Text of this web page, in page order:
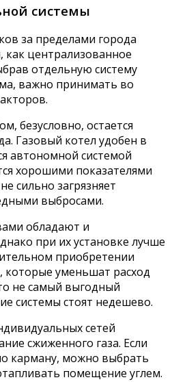
системы
за пределами города
централизованное
отдельную систему
важно принимать во
безусловно, остается
Газовый котел удобен в
автономной системой
хорошими показателями
сильно загрязняет
выбросами.
обладают и
при их установке лучше
приобретении
которые уменьшат расход
не самый выгодный
системы стоят недешево.
сетей
сжиженного газа. Если
карману, можно выбрать
помещение углем.